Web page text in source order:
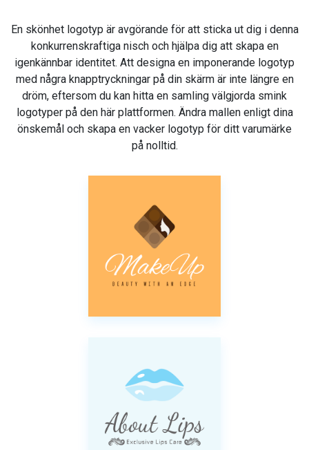
En skönhet logotyp är avgörande för att sticka ut dig i denna
konkurrenskraftiga nisch och hjälpa dig att skapa en
igenkännbar identitet. Att designa en imponerande logotyp
med några knapptryckningar på din skärm är inte längre en
dröm, eftersom du kan hitta en samling välgjorda smink
logotyper på den här plattformen. Ändra mallen enligt dina
önskemål och skapa en vacker logotyp för ditt varumärke
på nolltid.